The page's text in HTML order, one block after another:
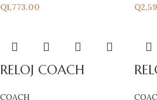
Q1,773.00
Q
RELOJ COACH
COACH